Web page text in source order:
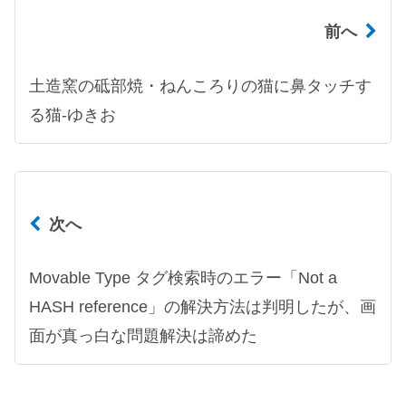
前へ
土造窯の砥部焼・ねんころりの猫に鼻タッチす
る猫-ゆきお
次へ
Movable Type タグ検索時のエラー「Not a
HASH reference」の解決方法は判明したが、画
面が真っ白な問題解決は諦めた